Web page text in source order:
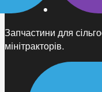
Запчастини для
мінітракторів.